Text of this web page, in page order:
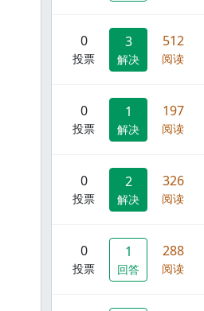
0
投票
3
解决
512
阅读
0
投票
1
解决
197
阅读
0
投票
2
解决
326
阅读
0
投票
1
回答
288
阅读